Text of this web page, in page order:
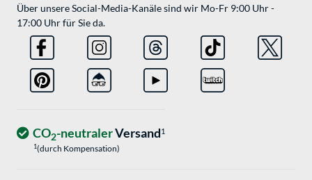
Über unsere Social-Media-Kanäle sind wir Mo-Fr 9:00 Uhr -
17:00 Uhr für Sie da.
CO2-neutralerVersand1
1(durch Kompensation)